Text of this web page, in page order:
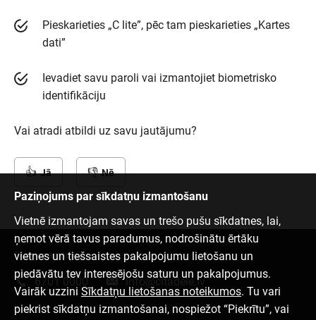
Pieskarieties „C lite”, pēc tam pieskarieties „Kartes
dati”
Ievadiet savu paroli vai izmantojiet biometrisko
identifikāciju
Vai atradi atbildi uz savu jautājumu?
Jā Nē
Paziņojums par sīkdatņu izmantošanu
Vietnē izmantojam savas un trešo pušu sīkdatnes, lai,
ņemot vērā tavus paradumus, nodrošinātu ērtāku
vietnes un tiešsaistes pakalpojumu lietošanu un
piedāvātu tev interesējošu saturu un pakalpojumus.
Vairāk uzzini Sīkdatņu lietošanas noteikumos. Tu vari
piekrist sīkdatņu izmantošanai, nospiežot “Piekrītu”, vai
Sazinies ar mums
6701 0000 info@citadele.lv